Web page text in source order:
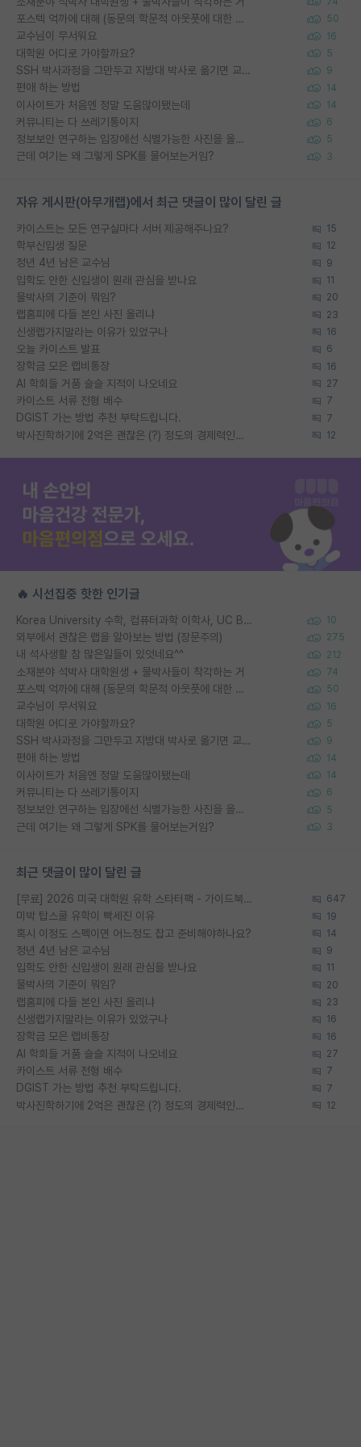
포스텍 억까에 대해 (동문의 학문적 아웃풋에 대한 반박) 50
교수님이 무서워요 16
대학원 어디로 가야할까요? 5
SSH 박사과정을 그만두고 지방대 박사로 옮기면 교수의 꿈은 끝일까요? 9
편애 하는 방법 14
이사이트가 처음엔 정말 도움많이됐는데 14
커뮤니티는 다 쓰레기통이지 6
정보보안 연구하는 입장에선 식별가능한 사진을 올리는건 비추이긴함 5
근데 여기는 왜 그렇게 SPK를 물어보는거임? 3
자유 게시판(아무개랩)에서 최근 댓글이 많이 달린 글
카이스트는 모든 연구실마다 서버 제공해주나요? 15
학부신입생 질문 12
정년 4년 남은 교수님 9
입학도 안한 신입생이 원래 관심을 받나요 11
물박사의 기준이 뭐임? 20
랩홈피에 다들 본인 사진 올리냐 23
신생랩가지말라는 이유가 있었구나 16
오늘 카이스트 발표 6
장학금 모은 랩비통장 16
AI 학회들 거품 슬슬 지적이 나오네요 27
카이스트 서류 전형 배수 7
DGIST 가는 방법 추천 부탁드립니다. 7
박사진학하기에 2억은 괜찮은 (?) 정도의 경제력인가요 12
🔥 시선집중 핫한 인기글
Korea University 수학, 컴퓨터과학 이학사, UC Berkeley 산업공학 대학원 공학박사가 되는 것은 쉽지 않겠죠? 10
외부에서 괜찮은 랩을 알아보는 방법 (장문주의) 275
내 석사생활 참 많은일들이 있엇네요^^ 212
소재분야 석박사 대학원생 + 물박사들이 착각하는 거 74
포스텍 억까에 대해 (동문의 학문적 아웃풋에 대한 반박) 50
교수님이 무서워요 16
대학원 어디로 가야할까요? 5
SSH 박사과정을 그만두고 지방대 박사로 옮기면 교수의 꿈은 끝일까요? 9
편애 하는 방법 14
이사이트가 처음엔 정말 도움많이됐는데 14
커뮤니티는 다 쓰레기통이지 6
정보보안 연구하는 입장에선 식별가능한 사진을 올리는건 비추이긴함 5
근데 여기는 왜 그렇게 SPK를 물어보는거임? 3
최근 댓글이 많이 달린 글
[무료] 2026 미국 대학원 유학 스타터팩 - 가이드북 & 합격자 컨택메일 템플릿 647
미박 탑스쿨 유학이 빡세진 이유 19
혹시 이정도 스펙이면 어느정도 잡고 준비해야하나요? 14
정년 4년 남은 교수님 9
입학도 안한 신입생이 원래 관심을 받나요 11
물박사의 기준이 뭐임? 20
랩홈피에 다들 본인 사진 올리냐 23
신생랩가지말라는 이유가 있었구나 16
장학금 모은 랩비통장 16
AI 학회들 거품 슬슬 지적이 나오네요 27
카이스트 서류 전형 배수 7
DGIST 가는 방법 추천 부탁드립니다. 7
박사진학하기에 2억은 괜찮은 (?) 정도의 경제력인가요 12